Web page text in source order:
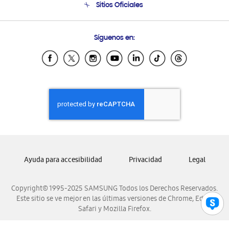
Condiciones de Compra
Soporte vía eMail
Sitios Oficiales
Samsung Ecuador
Samsung El Salvador
Samsung Honduras
Samsung Nicaragua
Samsung Panamá
Samsung Venezuela
Síguenos en:
Copyright© 1995-2025 SAMSUNG Todos los Derechos Reservados.
Este sitio se ve mejor en las últimas versiones de Chrome, Edge,
Safari y Mozilla Firefox.
Ayuda para accesibilidad Privacidad Legal